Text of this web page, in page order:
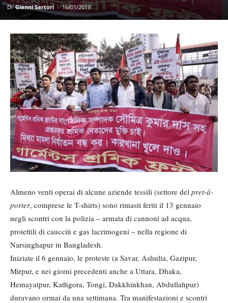
Di Gianni Sartori - 16/01/2019
Almeno venti operai di alcune aziende tessili (settore del pret-à-
porter, comprese le T-shirts) sono rimasti feriti il 13 gennaio
negli scontri con la polizia – armata di cannoni ad acqua,
proiettili di caucciù e gas lacrimogeni – nella regione di
Narsinghapur in Bangladesh.
Iniziate il 6 gennaio, le proteste (a Savar, Ashulia, Gazipur,
Mirpur, e nei giorni precedenti anche a Uttara, Dhaka,
Hemayatpur, Kathgora, Tongi, Dakkhinkhan, Abdullahpur)
duravano ormai da una settimana. Tra manifestazioni e scontri